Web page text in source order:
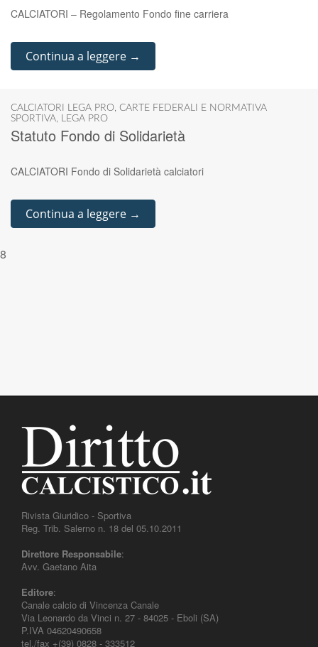
CALCIATORI – Regolamento Fondo fine carriera
Continua a leggere →
CALCIATORI LEGA PRO, CARTE FEDERALI E NORMATIVA
SPORTIVA, LEGA PRO
Statuto Fondo di Solidarietà
CALCIATORI Fondo di Solidarietà calciatori
Continua a leggere →
8
Rivista Giuridico - Sportiva
Reg. Trib. Salerno n. 18 del 05.10.2011
Direttore Responsabile:
Avv. Gaetano Aita
Editore:
Canale calcio di Vincenza Canale
Via Leonardo da Vinci n. 27 - 84025 - Eboli (SA)
P.IVA 04620490658
tel./fax +(39) 0828 - 333512